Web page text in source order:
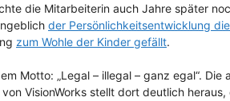
die Mitarbeiterin auch Jahre später
der Persönlichkeitsentwicklung
zum Wohle der Kinder gefällt.
Motto: „Legal – illegal – ganz egal“.
VisionWorks stellt dort deutlich